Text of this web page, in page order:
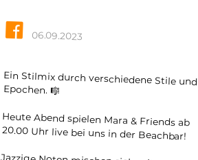
06.09.2023
Ein Stilmix durch verschiedene Stile und
Epochen. 🎼
Heute Abend spielen Mara & Friends ab
20.00 Uhr live bei uns in der Beachbar!